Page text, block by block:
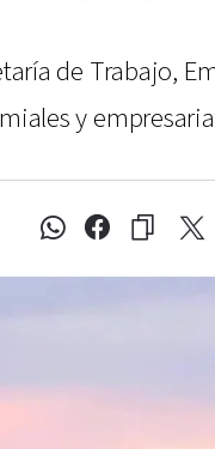
de Trabajo,
y